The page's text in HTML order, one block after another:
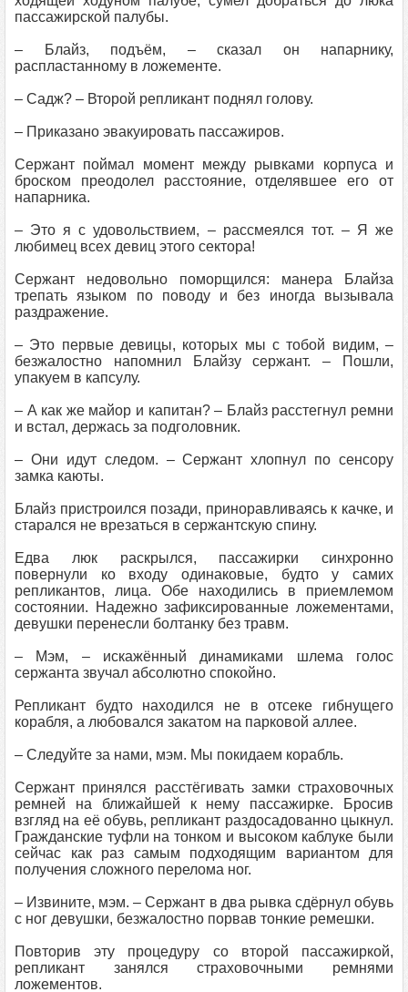
пассажирской палубы.
– Блайз, подъём, – сказал он напарнику,
распластанному в ложементе.
– Садж? – Второй репликант поднял голову.
– Приказано эвакуировать пассажиров.
Сержант поймал момент между рывками корпуса и
броском преодолел расстояние, отделявшее его от
напарника.
– Это я с удовольствием, – рассмеялся тот. – Я же
любимец всех девиц этого сектора!
Сержант недовольно поморщился: манера Блайза
трепать языком по поводу и без иногда вызывала
раздражение.
– Это первые девицы, которых мы с тобой видим, –
безжалостно напомнил Блайзу сержант. – Пошли,
упакуем в капсулу.
– А как же майор и капитан? – Блайз расстегнул ремни
и встал, держась за подголовник.
– Они идут следом. – Сержант хлопнул по сенсору
замка каюты.
Блайз пристроился позади, приноравливаясь к качке, и
старался не врезаться в сержантскую спину.
Едва люк раскрылся, пассажирки синхронно
повернули ко входу одинаковые, будто у самих
репликантов, лица. Обе находились в приемлемом
состоянии. Надежно зафиксированные ложементами,
девушки перенесли болтанку без травм.
– Мэм, – искажённый динамиками шлема голос
сержанта звучал абсолютно спокойно.
Репликант будто находился не в отсеке гибнущего
корабля, а любовался закатом на парковой аллее.
– Следуйте за нами, мэм. Мы покидаем корабль.
Сержант принялся расстёгивать замки страховочных
ремней на ближайшей к нему пассажирке. Бросив
взгляд на её обувь, репликант раздосадованно цыкнул.
Гражданские туфли на тонком и высоком каблуке были
сейчас как раз самым подходящим вариантом для
получения сложного перелома ног.
– Извините, мэм. – Сержант в два рывка сдёрнул обувь
с ног девушки, безжалостно порвав тонкие ремешки.
Повторив эту процедуру со второй пассажиркой,
репликант занялся страховочными ремнями
ложементов.